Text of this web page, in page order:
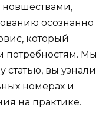
осознанно
который
потребностям. Мы
статью, вы узнали
номерах и
на практике.